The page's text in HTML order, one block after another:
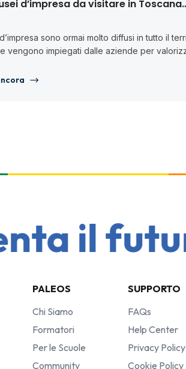
d’impresa da visitare in
sono ormai molto diffusi in tutto il
vengono impiegati dalle aziende per
il
PALEOS
Chi Siamo
Formatori
Per le Scuole
Community
SUPPORTO
FAQs
Help Center
Privacy Policy
Cookie Policy